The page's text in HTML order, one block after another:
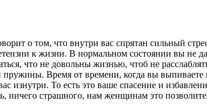
о том, что внутри вас спрятан сильный
к жизни. В нормальном состоянии вы не
что не довольны жизнью, чтоб не
Время от времени, когда вы
изнутри. То есть это ваше спасение и
ничего страшного, нам женщинам это